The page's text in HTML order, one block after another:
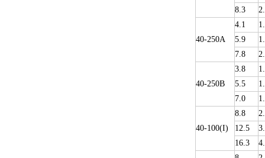
8.3
40-250A
4.1
5.9
7.8
40-250B
3.8
5.5
7.0
40-100(I)
8.8
12.5
16.3